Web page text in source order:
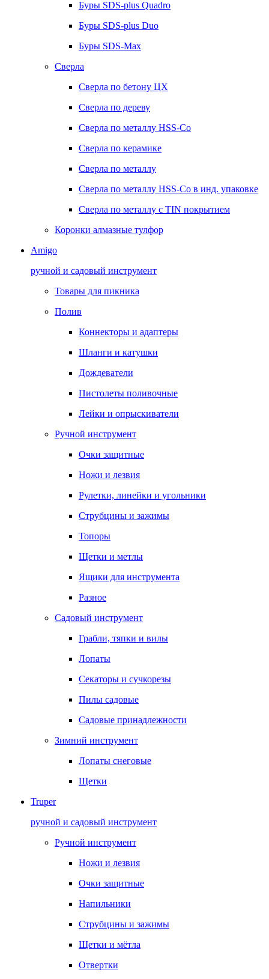
Буры SDS-plus Quadro
Буры SDS-plus Duo
Буры SDS-Max
Сверла
Сверла по бетону ЦХ
Сверла по дереву
Сверла по металлу HSS-Co
Сверла по керамике
Сверла по металлу
Сверла по металлу HSS-Co в инд. упаковке
Сверла по металлу с TIN покрытием
Коронки алмазные тулфор
Amigo
ручной и садовый инструмент
Товары для пикника
Полив
Коннекторы и адаптеры
Шланги и катушки
Дождеватели
Пистолеты поливочные
Лейки и опрыскиватели
Ручной инструмент
Очки защитные
Ножи и лезвия
Рулетки, линейки и угольники
Струбцины и зажимы
Топоры
Щетки и метлы
Ящики для инструмента
Разное
Садовый инструмент
Грабли, тяпки и вилы
Лопаты
Секаторы и сучкорезы
Пилы садовые
Садовые принадлежности
Зимний инструмент
Лопаты снеговые
Щетки
Truper
ручной и садовый инструмент
Ручной инструмент
Ножи и лезвия
Очки защитные
Напильники
Струбцины и зажимы
Щетки и мётла
Отвертки